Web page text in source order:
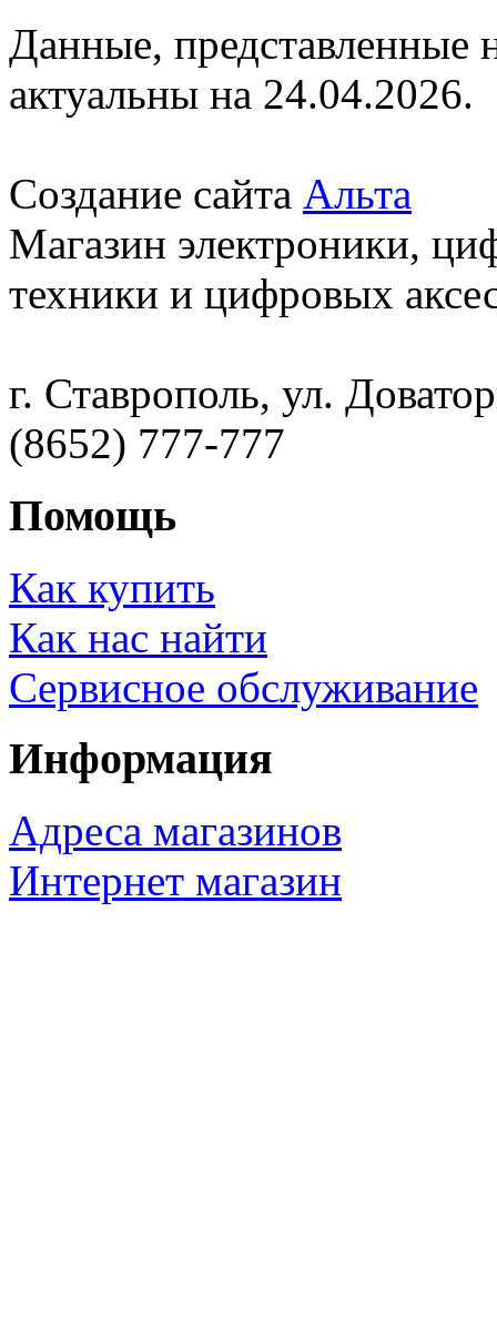
Данные, представленные
актуальны на 24.04.2026.
Создание сайта Альта
Магазин электроники,
техники и цифровых
г. Ставрополь, ул.
(8652) 777-777
Помощь
Как купить
Как нас найти
Сервисное обслуживание
Информация
Адреса магазинов
Интернет магазин